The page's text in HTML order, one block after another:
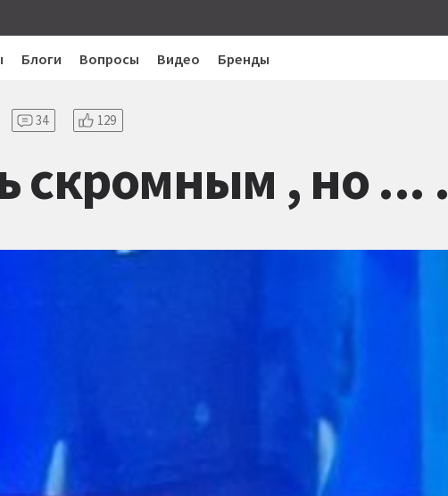
Блоги Вопросы Видео Бренды
34 129
скромным , но ... .